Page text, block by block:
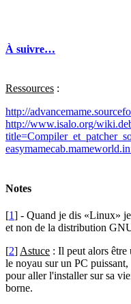
À suivre…
Ressources :
http://
http://www.isalo.org/
Notes
[1] - Quand je dis «Linux»
et non de la distribution
[2] Astuce : Il peut alors
le noyau sur un PC
pour aller l'installer sur sa
borne.